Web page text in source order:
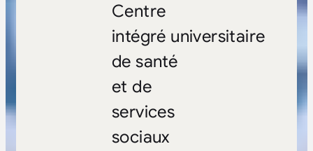
Centre
intégré universitaire
de santé
et de
services
sociaux